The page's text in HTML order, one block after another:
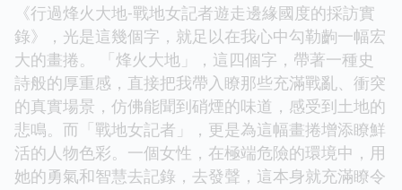
《行過烽火大地-戰地女記者遊走邊緣國度的採訪實
錄》，光是這幾個字，就足以在我心中勾勒齣一幅宏
大的畫捲。 「烽火大地」，這四個字，帶著一種史
詩般的厚重感，直接把我帶入瞭那些充滿戰亂、衝突
的真實場景，仿佛能聞到硝煙的味道，感受到土地的
悲鳴。而「戰地女記者」，更是為這幅畫捲增添瞭鮮
活的人物色彩。一個女性，在極端危險的環境中，用
她的勇氣和智慧去記錄，去發聲，這本身就充滿瞭令